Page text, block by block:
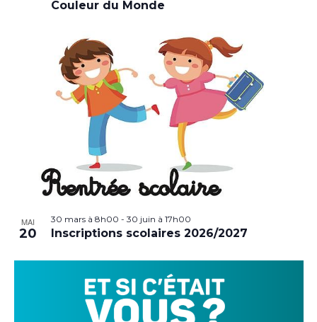
Couleur du Monde
MAI
20
30 mars à 8h00 - 30 juin à 17h00
Inscriptions scolaires 2026/2027